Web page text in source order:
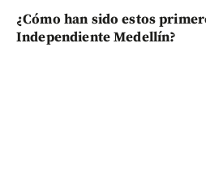
¿Cómo han sido estos
Independiente Medellín?